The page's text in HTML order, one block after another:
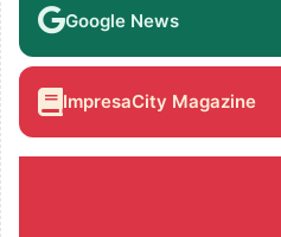
Google News
ImpresaCity Magazine